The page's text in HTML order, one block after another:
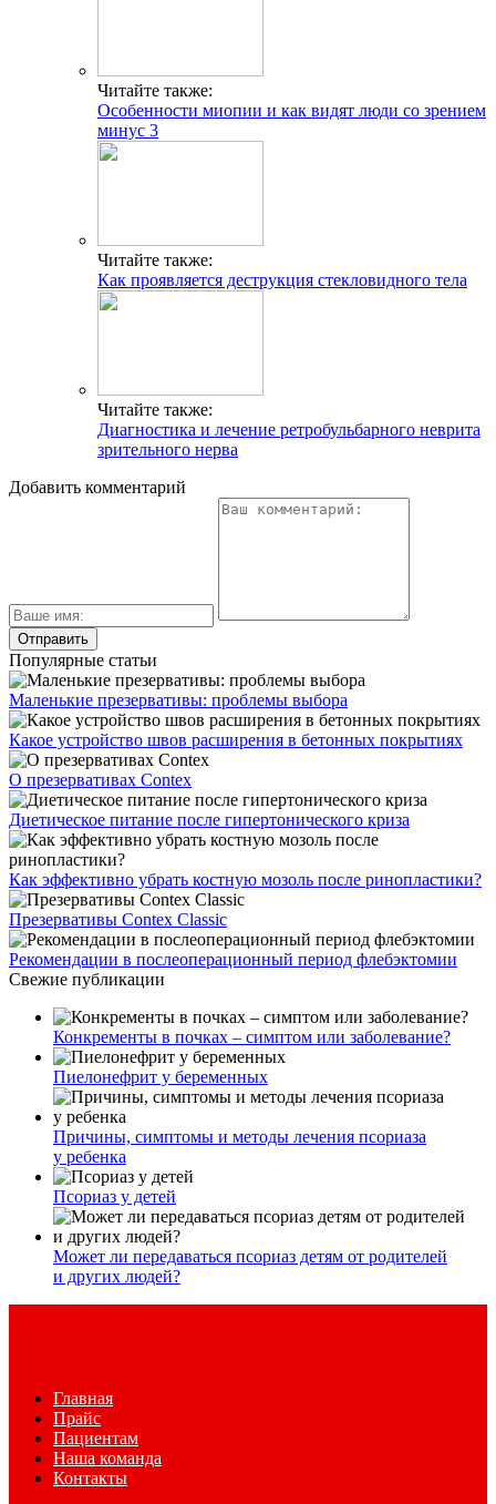
Читайте также:
Особенности миопии и как видят люди со зрением
минус 3
Читайте также:
Как проявляется деструкция стекловидного тела
Читайте также:
Диагностика и лечение ретробульбарного неврита
зрительного нерва
Добавить комментарий
Популярные статьи
Маленькие презервативы: проблемы выбора
Какое устройство швов расширения в бетонных покрытиях
О презервативах Contex
Диетическое питание после гипертонического криза
Как эффективно убрать костную мозоль после ринопластики?
Презервативы Contex Classic
Рекомендации в послеоперационный период флебэктомии
Свежие публикации
Конкременты в почках – симптом или заболевание?
Пиелонефрит у беременных
Причины, симптомы и методы лечения псориаза
у ребенка
Псориаз у детей
Может ли передаваться псориаз детям от родителей
и других людей?
Главная
Прайс
Пациентам
Наша команда
Контакты